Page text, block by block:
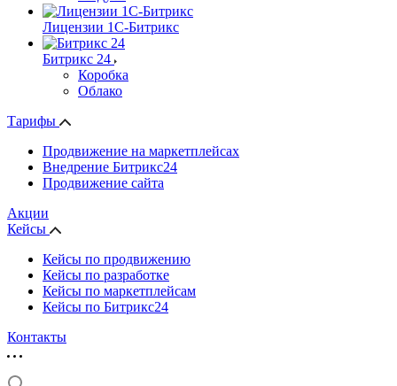
Лицензии 1С-Битрикс
Битрикс 24
Коробка
Облако
Тарифы
Продвижение на маркетплейсах
Внедрение Битрикс24
Продвижение сайта
Акции
Кейсы
Кейсы по продвижению
Кейсы по разработке
Кейсы по маркетплейсам
Кейсы по Битрикс24
Контакты